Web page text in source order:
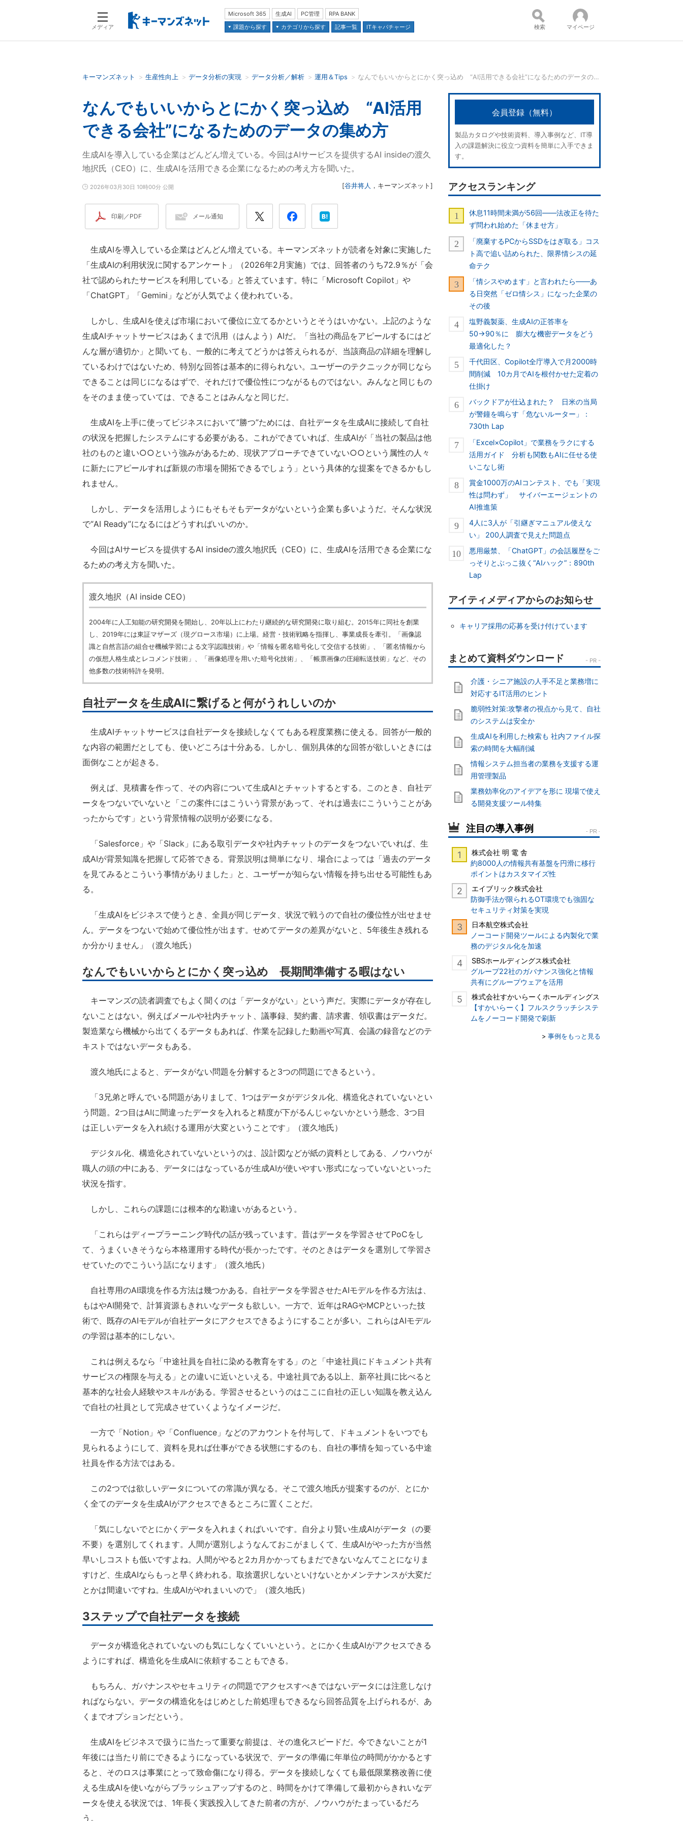
メディア
Microsoft 365 生成AI PC管理
RPA BANK
課題から探す
カテゴリから探す 記事一覧 ITキャパチャージ
検索語を入力してください コンテンツ：
並び順：
検索 マイページ
キーマンズネット 生産性向上 データ分析の実現 データ分析／解析 運用＆Tips なんでもいいからとにかく突っ込め “AI活用できる会社”になるためのデータの集め方
なんでもいいからとにかく突っ込め “AI活用
できる会社”になるためのデータの集め方
生成AIを導入している企業はどんどん増えている。今回はAIサービスを提供するAI insideの渡久
地択氏（CEO）に、生成AIを活用できる企業になるための考え方を聞いた。
2026年03月30日 10時00分 公開 [谷井将人 ， キーマンズネット ]
印刷／PDF メール通知
生成AIを導入している企業はどんどん増えている。キーマンズネットが読者を対象に実施した
「生成AIの利用状況に関するアンケート」（2026年2月実施）では、回答者のうち72.9％が「会
社で認められたサービスを利用している」と答えています。特に「Microsoft Copilot」や
「ChatGPT」「Gemini」などが人気でよく使われている。
しかし、生成AIを使えば市場において優位に立てるかというとそうはいかない。上記のような
生成AIチャットサービスはあくまで汎用（はんよう）AIだ。「当社の商品をアピールするにはど
んな層が適切か」と聞いても、一般的に考えてどうかは答えられるが、当該商品の詳細を理解し
ているわけではないため、特別な回答は基本的に得られない。ユーザーのテクニックが同じなら
できることは同じになるはずで、それだけで優位性につながるものではない。みんなと同じもの
をそのまま使っていては、できることはみんなと同じだ。
生成AIを上手に使ってビジネスにおいて“勝つ”ためには、自社データを生成AIに接続して自社
の状況を把握したシステムにする必要がある。これができていれば、生成AIが「当社の製品は他
社のものと違い○○という強みがあるため、現状アプローチできていない○○という属性の人々
に新たにアピールすれば新規の市場を開拓できるでしょう」という具体的な提案をできるかもし
れません。
しかし、データを活用しようにもそもそもデータがないという企業も多いようだ。そんな状況
で“AI Ready”になるにはどうすればいいのか。
今回はAIサービスを提供するAI insideの渡久地択氏（CEO）に、生成AIを活用できる企業にな
るための考え方を聞いた。
渡久地択（AI inside CEO）
2004年に人工知能の研究開発を開始し、20年以上にわたり継続的な研究開発に取り組む。2015年に同社を創業
し、2019年には東証マザーズ（現グロース市場）に上場。経営・技術戦略を指揮し、事業成長を牽引。「画像認
識と自然言語の組合せ機械学習による文字認識技術」や「情報を匿名暗号化して交信する技術」、「匿名情報から
の仮想人格生成とレコメンド技術」、「画像処理を用いた暗号化技術」、「帳票画像の圧縮転送技術」など、その
他多数の技術特許を発明。
自社データを生成AIに繋げると何がうれしいのか
生成AIチャットサービスは自社データを接続しなくてもある程度業務に使える。回答が一般的
な内容の範囲だとしても、使いどころは十分ある。しかし、個別具体的な回答が欲しいときには
面倒なことが起きる。
例えば、見積書を作って、その内容について生成AIとチャットするとする。このとき、自社デ
ータをつないでいないと「この案件にはこういう背景があって、それは過去にこういうことがあ
ったからです」という背景情報の説明が必要になる。
「Salesforce」や「Slack」にある取引データや社内チャットのデータをつないでいれば、生
成AIが背景知識を把握して応答できる。背景説明は簡単になり、場合によっては「過去のデータ
を見てみるとこういう事情がありました」と、ユーザーが知らない情報を持ち出せる可能性もあ
る。
「生成AIをビジネスで使うとき、全員が同じデータ、状況で戦うので自社の優位性が出せませ
ん。データをつないで始めて優位性が出ます。せめてデータの差異がないと、5年後生き残れる
か分かりません」（渡久地氏）
なんでもいいからとにかく突っ込め 長期間準備する暇はない
キーマンズの読者調査でもよく聞くのは「データがない」という声だ。実際にデータが存在し
ないことはない。例えばメールや社内チャット、議事録、契約書、請求書、領収書はデータだ。
製造業なら機械から出てくるデータもあれば、作業を記録した動画や写真、会議の録音などのテ
キストではないデータもある。
渡久地氏によると、データがない問題を分解すると3つの問題にできるという。
「3兄弟と呼んでいる問題がありまして、1つはデータがデジタル化、構造化されていないとい
う問題。2つ目はAIに間違ったデータを入れると精度が下がるんじゃないかという懸念、3つ目
は正しいデータを入れ続ける運用が大変ということです」（渡久地氏）
デジタル化、構造化されていないというのは、設計図などが紙の資料としてある、ノウハウが
職人の頭の中にある、データにはなっているが生成AIが使いやすい形式になっていないといった
状況を指す。
しかし、これらの課題には根本的な勘違いがあるという。
「これらはディープラーニング時代の話が残っています。昔はデータを学習させてPoCをし
て、うまくいきそうなら本格運用する時代が長かったです。そのときはデータを選別して学習さ
せていたのでこういう話になります」（渡久地氏）
自社専用のAI環境を作る方法は幾つかある。自社データを学習させたAIモデルを作る方法は、
もはやAI開発で、計算資源もきれいなデータも欲しい。一方で、近年はRAGやMCPといった技
術で、既存のAIモデルが自社データにアクセスできるようにすることが多い。これらはAIモデル
の学習は基本的にしない。
これは例えるなら「中途社員を自社に染める教育をする」のと「中途社員にドキュメント共有
サービスの権限を与える」との違いに近いといえる。中途社員である以上、新卒社員に比べると
基本的な社会人経験やスキルがある。学習させるというのはここに自社の正しい知識を教え込ん
で自社の社員として完成させていくようなイメージだ。
一方で「Notion」や「Confluence」などのアカウントを付与して、ドキュメントをいつでも
見られるようにして、資料を見れば仕事ができる状態にするのも、自社の事情を知っている中途
社員を作る方法ではある。
この2つでは欲しいデータについての常識が異なる。そこで渡久地氏が提案するのが、とにか
く全てのデータを生成AIがアクセスできるところに置くことだ。
「気にしないでとにかくデータを入れまくればいいです。自分より賢い生成AIがデータ（の要
不要）を選別してくれます。人間が選別しようなんておこがましくて、生成AIがやった方が当然
早いしコストも低いですよね。人間がやると2カ月かかってもまだできないなんてことになりま
すけど、生成AIならもっと早く終われる。取捨選択しないといけないとかメンテナンスが大変だ
とかは間違いですね。生成AIがやれまいいので」（渡久地氏）
3ステップで自社データを接続
データが構造化されていないのも気にしなくていいという。とにかく生成AIがアクセスできる
ようにすれば、構造化を生成AIに依頼することもできる。
もちろん、ガバナンスやセキュリティの問題でアクセスすべきではないデータには注意しなけ
ればならない。データの構造化をはじめとした前処理もできるなら回答品質を上げられるが、あ
くまでオプションだという。
生成AIをビジネスで扱うに当たって重要な前提は、その進化スピードだ。今できないことが1
年後には当たり前にできるようになっている状況で、データの準備に年単位の時間がかかるとす
ると、そのロスは事業にとって致命傷になり得る。データを接続しなくても最低限業務改善に使
える生成AIを使いながらブラッシュアップするのと、時間をかけて準備して最初からきれいなデ
ータを使える状況では、1年長く実践投入してきた前者の方が、ノウハウがたまっているだろ
う。
会員登録（無料）
製品カタログや技術資料、導入事例など、IT導
入の課題解決に役立つ資料を簡単に入手できま
す。
アクセスランキング
休息11時間未満が56回――法改正を待た
ず問われ始めた「休ませ方」
「廃棄するPCからSSDをはぎ取る」コス
ト高で追い詰められた、限界情シスの延
命テク
「情シスやめます」と言われたら――あ
る日突然「ゼロ情シス」になった企業の
その後
塩野義製薬、生成AIの正答率を
50→90％に 膨大な機密データをどう
最適化した？
千代田区、Copilot全庁導入で月2000時
間削減 10カ月でAIを根付かせた定着の
仕掛け
バックドアが仕込まれた？ 日米の当局
が警鐘を鳴らす「危ないルーター」：
730th Lap
「Excel×Copilot」で業務をラクにする
活用ガイド 分析も関数もAIに任せる使
いこなし術
賞金1000万のAIコンテスト、でも「実現
性は問わず」 サイバーエージェントの
AI推進策
4人に3人が「引継ぎマニュアル使えな
い」 200人調査で見えた問題点
悪用厳禁、「ChatGPT」の会話履歴をご
っそりとぶっこ抜く“AIハック”：890th
Lap
アイティメディアからのお知らせ
キャリア採用の応募を受け付けています
介護・シニア施設の人手不足と業務増に
対応するIT活用のヒント
脆弱性対策:攻撃者の視点から見て、自社
のシステムは安全か
生成AIを利用した検索も 社内ファイル探
索の時間を大幅削減
情報システム担当者の業務を支援する運
用管理製品
業務効率化のアイデアを形に 現場で使え
る開発支援ツール特集